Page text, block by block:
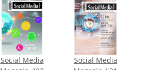
Social Media
Social Media